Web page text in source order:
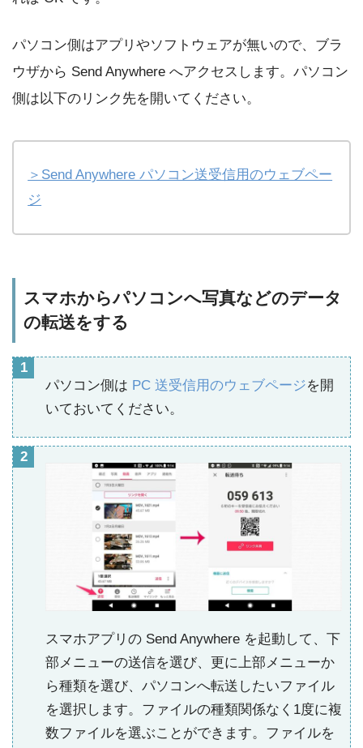
パソコン側はアプリやソフトウェアが無いので、ブラ
ウザから Send Anywhere へアクセスします。パソコン
側は以下のリンク先を開いてください。
＞Send Anywhere パソコン送受信用のウェブペー
ジ
スマホからパソコンへ写真などのデータ
の転送をする
パソコン側は PC 送受信用のウェブページを開
いておいてください。
スマホアプリの Send Anywhere を起動して、下
部メニューの送信を選び、更に上部メニューか
ら種類を選び、パソコンへ転送したいファイル
を選択します。ファイルの種類関係なく1度に複
数ファイルを選ぶことができます。ファイルを